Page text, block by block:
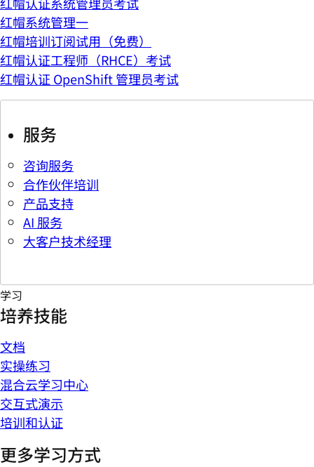
红帽系统管理一
红帽培训订阅试用（免费）
红帽认证工程师（RHCE）考试
红帽认证 OpenShift 管理员考试
服务
咨询服务
合作伙伴培训
产品支持
AI 服务
大客户技术经理
学习
培养技能
文档
实操练习
混合云学习中心
交互式演示
培训和认证
更多学习方式